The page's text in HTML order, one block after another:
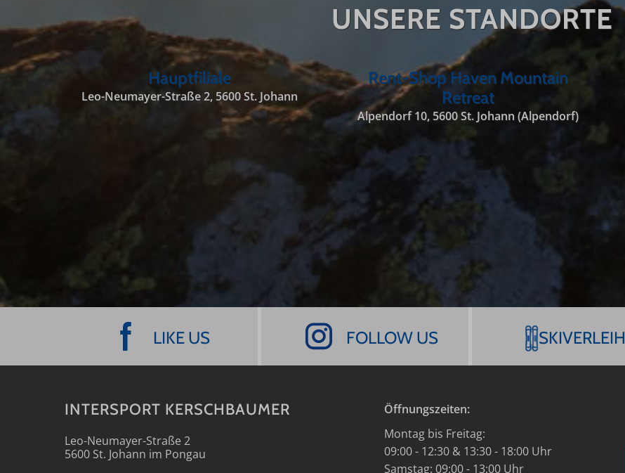
UNSERE STANDORTE
Hauptfiliale
Leo-Neumayer-Straße 2, 5600 St. Johann
Rent-Shop Haven Mountain
Retreat
Alpendorf 10, 5600 St. Johann (Alpendorf)
LIKE US FOLLOW US SKIVERLEIH
INTERSPORT KERSCHBAUMER
Leo-Neumayer-Straße 2
5600 St. Johann im Pongau
Öffnungszeiten:
Montag bis Freitag:
09:00 - 12:30 & 13:30 - 18:00 Uhr
Samstag: 09:00 - 13:00 Uhr